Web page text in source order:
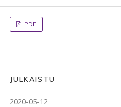
PDF
JULKAISTU
2020-05-12